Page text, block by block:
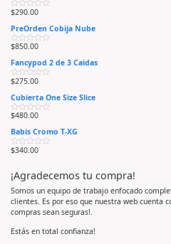
V
l
o
r
a
o
e
n
0
e
5
$290.00
PreOrden Cobija Nube
V
l
o
r
a
o
e
n
0
e
5
$850.00
Fancypod 2 de 3 Caidas
V
l
o
r
a
o
e
n
0
5
$275.00
Cubierta One Size Slice
V
l
o
r
a
e
n
0
d
e
5
$480.00
Babis Cromo T-XG
V
o
r
a
d
o
n
d
$340.00
¡Agradecemos tu compra!
Somos un equipo de trabajo enfocado
clientes. Es por eso que nuestra web cuenta
compras sean seguras!.
Estás en total confianza!